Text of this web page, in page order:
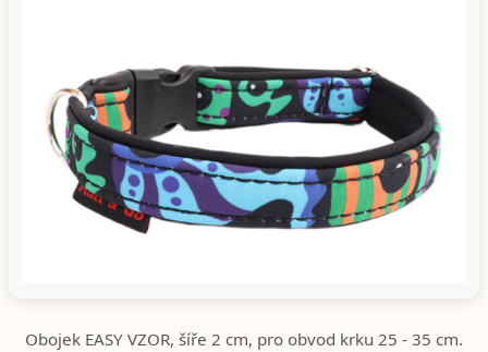
Předchozí
Obojek EASY VZOR, šíře 2 cm, pro obvod krku 25 - 35 cm.